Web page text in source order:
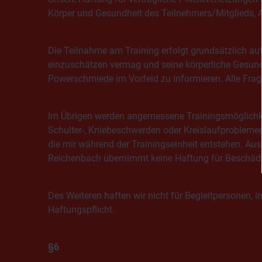
Körper und Gesundheit des Teilnehmers/
Die Teilnahme am Training erfolgt grundsätzlich
einzuschätzen vermag und seine körperliche
Powerschmiede im Vorfeld zu informieren. Alle
Im Übrigen werden angemessene
Schulter-, Kniebeschwerden oder
die mir während der Trainingseinheit entstehen.
Reichenbach übernimmt keine Haftung für
Des Weiteren haften wir nicht für Begleitpersonen,
Haftungspflicht.
§6